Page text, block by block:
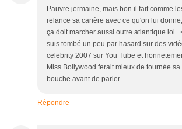
Pauvre jermaine, mais bon il fait comme
relance sa carière avec ce qu'on lui
ça doit marcher aussi outre atlantique
suis tombé un peu par hasard sur des
celebrity 2007 sur You Tube et
Miss Bollywood ferait mieux de tournée
bouche avant de parler
Répondre